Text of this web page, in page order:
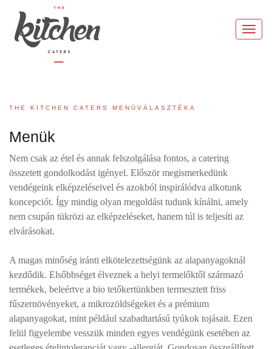
content
THE KITCHEN CATERS MENÜVÁLASZTÉKA
Menük
Nem csak az étel és annak felszolgálása fontos, a catering
összetett gondolkodást igényel. Először megismerkedünk
vendégeink elképzeléseivel és azokból inspirálódva alkotunk
koncepciót. Így mindig olyan megoldást tudunk kínálni, amely
nem csupán tükrözi az elképzeléseket, hanem túl is teljesíti az
elvárásokat.
A magas minőség iránti elkötelezettségünk az alapanyagoknál
kezdődik. Elsőbbséget élveznek a helyi termelőktől származó
termékek, beleértve a bio tetőkertünkben termesztett friss
fűszernövényeket, a mikrozöldségeket és a prémium
alapanyagokat, mint például szabadtartású tyúkok tojásait. Ezen
felül figyelembe vesszük minden egyes vendégünk esetében az